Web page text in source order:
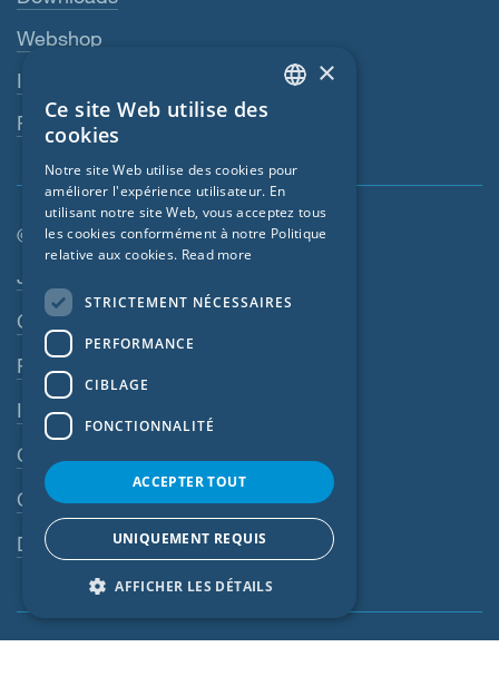
Webshop
Interlocuteur
Revendeurs
© SIGA 2026
Jobs
Contact
Règles de confidentialité
Impressum
CGV
CGA
Dispositif d’alerte
ENGLISH
FRENCH
CZECH
LATVIAN
NORWEGIAN
×
Ce site Web utilise des
cookies
Notre site Web utilise des cookies pour
améliorer l'expérience utilisateur. En
utilisant notre site Web, vous acceptez tous
les cookies conformément à notre Politique
relative aux cookies. Read more
STRICTEMENT NÉCESSAIRES
PERFORMANCE
CIBLAGE
FONCTIONNALITÉ
ACCEPTER TOUT
UNIQUEMENT REQUIS
AFFICHER LES DÉTAILS